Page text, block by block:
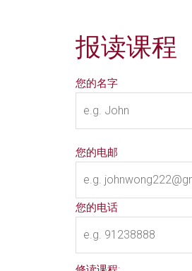
报读课程
您的名字
您的电邮
您的电话